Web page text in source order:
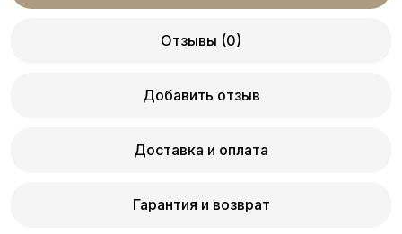
Отзывы (0)
Добавить отзыв
Доставка и оплата
Гарантия и возврат